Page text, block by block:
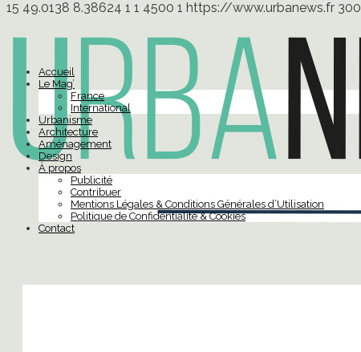
15 49.0138 8.38624 1 1 4500 1 https://www.urbanews.fr 300
Accueil
Le Mag’
France
International
Urbanisme
Architecture
Aménagement
Design
À propos
Publicité
Contribuer
Mentions Légales & Conditions Générales d’Utilisation
Politique de Confidentialité & Cookies
Contact